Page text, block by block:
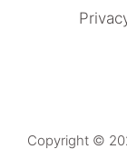
Copyright ©